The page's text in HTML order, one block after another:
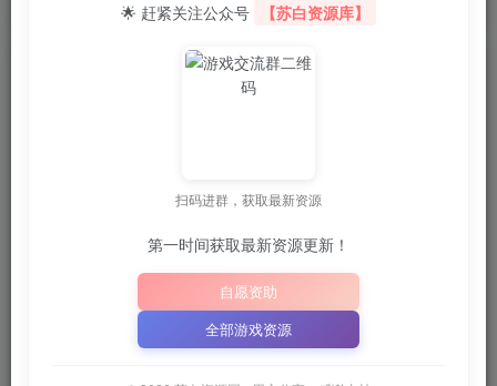
🌟 赶紧关注公众号
【苏白资源库】
扫码进群，获取最新资源
第一时间获取最新资源更新！
自愿资助
全部游戏资源